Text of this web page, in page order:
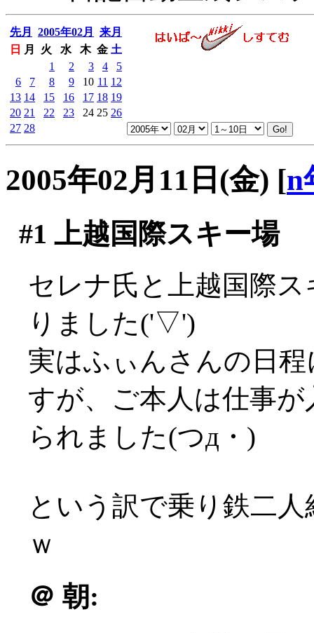
先月 2005年02月
来月
日
月 火 水 木 金 土
1
2 3 4
5
6
7 8 9 10 11 12
13 14 15 16 17 18 19
20 21 22 23 24 25 26
27 28
2005年02月11日(金) [n
#1 上越国際スキー場
セレナ氏と上越国際
りました('▽')
実はふぃんさんの日
すが、ご本人は仕事
られました(つд・)
という訳で乗り鉄二
ｗ
＠ 朝: